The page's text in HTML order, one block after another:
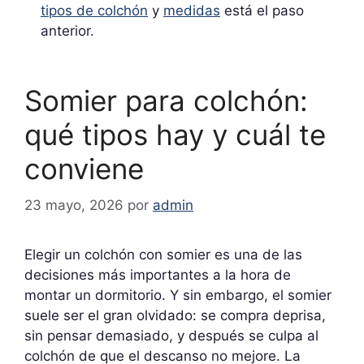
tipos de colchón y medidas está el paso
anterior.
Somier para colchón:
qué tipos hay y cuál te
conviene
23 mayo, 2026 por admin
Elegir un colchón con somier es una de las
decisiones más importantes a la hora de
montar un dormitorio. Y sin embargo, el somier
suele ser el gran olvidado: se compra deprisa,
sin pensar demasiado, y después se culpa al
colchón de que el descanso no mejore. La